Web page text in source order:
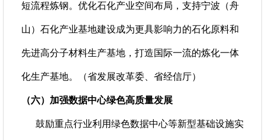
短流程炼钢。优化石化产业空间布局，支持宁波（舟
山）石化产业基地建设成为更具影响力的石化原料和
先进高分子材料生产基地，打造国际一流的炼化一体
化生产基地。（省发展改革委、省经信厅）
（六）加强数据中心绿色高质量发展
鼓励重点行业利用绿色数据中心等新型基础设施实